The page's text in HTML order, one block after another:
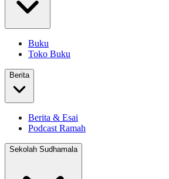
Buku
Toko Buku
Berita
Berita & Esai
Podcast Ramah
Sekolah Sudhamala